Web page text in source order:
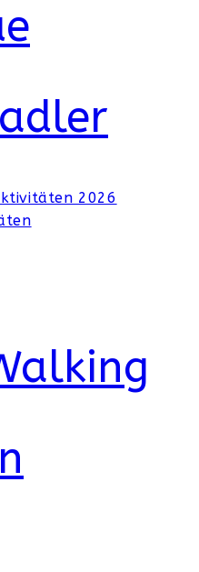
2026